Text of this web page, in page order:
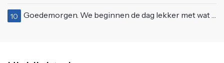
10 Goedemorgen. We beginnen de dag lekker met wat rek- en strekoefeningen